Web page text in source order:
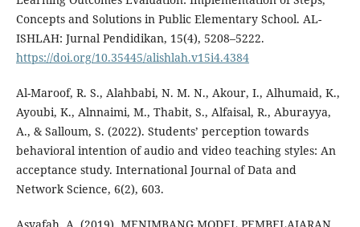
Concepts and Solutions in Public Elementary School. AL-
ISHLAH: Jurnal Pendidikan, 15(4), 5208–5222.
https://doi.org/10.35445/alishlah.v15i4.4384
Al-Maroof, R. S., Alahbabi, N. M. N., Akour, I., Alhumaid, K.,
Ayoubi, K., Alnnaimi, M., Thabit, S., Alfaisal, R., Aburayya,
A., & Salloum, S. (2022). Students’ perception towards
behavioral intention of audio and video teaching styles: An
acceptance study. International Journal of Data and
Network Science, 6(2), 603.